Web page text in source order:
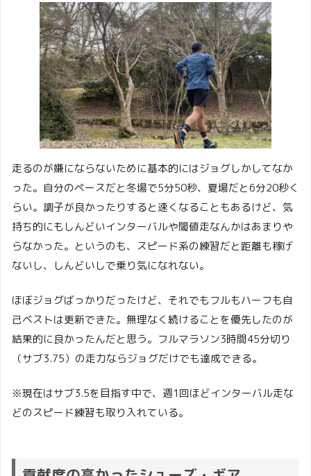
走るのが嫌にならないために基本的にはジョグしかしてなか
った。自分のペースだと冬場で5分50秒、夏場だと6分20秒く
らい。調子が良かったりすると速くなることもあるけど、気
持ち的にもしんどいインターバルや閾値走なんかはあまりや
らなかった。というのも、スピード系の練習だと距離も稼げ
ないし、しんどいしで乗り気になれない。
ほぼジョグばっかりだったけど、それでもフルもハーフも自
己ベストは更新できた。無理なく続けることを優先したのが
結果的に良かったんだと思う。フルマラソン3時間45分切り
（サブ3.75）の走力ならジョグだけでも達成できる。
※現在はサブ3.5を目指す中で、週1回ほどインターバル走な
どのスピード練習も取り入れている。